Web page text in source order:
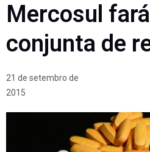
Mercosul
conjunta de
21 de setembro de
2015